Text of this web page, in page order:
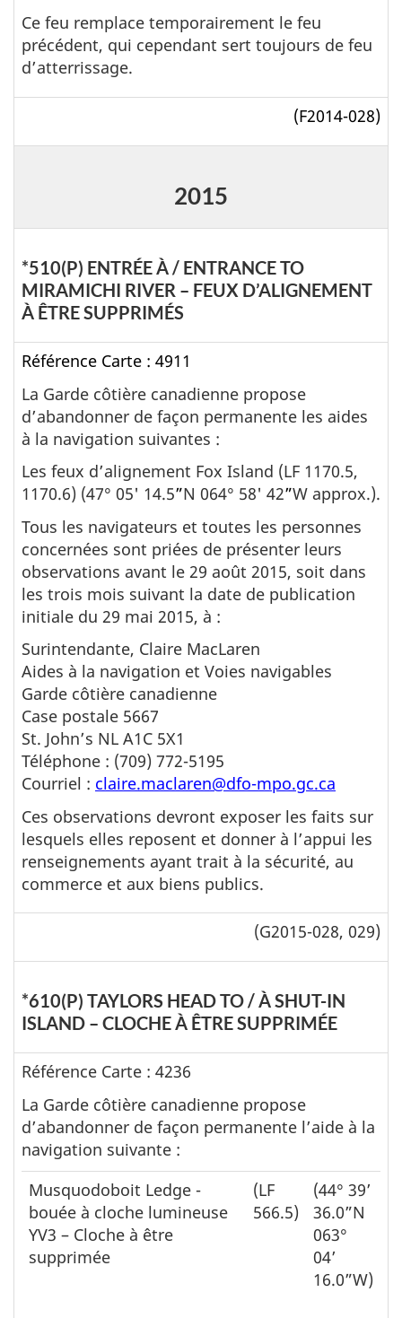
Ce feu remplace temporairement le feu
précédent, qui cependant sert toujours de feu
d’atterrissage.
(F2014-028)
2015
*510(P) ENTRÉE À / ENTRANCE TO
MIRAMICHI RIVER – FEUX D’ALIGNEMENT
À ÊTRE SUPPRIMÉS
Référence Carte : 4911
La Garde côtière canadienne propose
d’abandonner de façon permanente les aides
à la navigation suivantes :
Les feux d’alignement Fox Island (LF 1170.5,
1170.6) (47° 05' 14.5”N 064° 58' 42”W approx.).
Tous les navigateurs et toutes les personnes
concernées sont priées de présenter leurs
observations avant le 29 août 2015, soit dans
les trois mois suivant la date de publication
initiale du 29 mai 2015, à :
Surintendante, Claire MacLaren
Aides à la navigation et Voies navigables
Garde côtière canadienne
Case postale 5667
St. John’s NL A1C 5X1
Téléphone : (709) 772-5195
Courriel : claire.maclaren@dfo-mpo.gc.ca
Ces observations devront exposer les faits sur
lesquels elles reposent et donner à l’appui les
renseignements ayant trait à la sécurité, au
commerce et aux biens publics.
(G2015-028, 029)
*610(P) TAYLORS HEAD TO / À SHUT-IN
ISLAND – CLOCHE À ÊTRE SUPPRIMÉE
Référence Carte : 4236
La Garde côtière canadienne propose
d’abandonner de façon permanente l’aide à la
navigation suivante :
Musquodoboit Ledge -
bouée à cloche lumineuse
YV3 – Cloche à être
supprimée
(LF
566.5)
(44° 39’
36.0”N
063°
04’
16.0”W)